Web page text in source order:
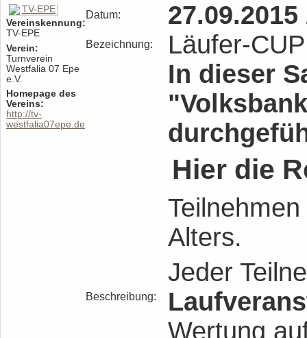
Vereinskennung:
TV-EPE
Verein:
Turnverein
Westfalia 07 Epe
e.V.
Homepage des
Vereins:
http://tv-
westfalia07epe.de
Datum: 27.09.2015
Bezeichnung: Läufer-
Beschreibung:
In dieser
Hier die
Alters.
Jeder
Wertung